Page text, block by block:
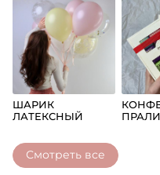
ШАРИК
ЛАТЕКСНЫЙ
Смотреть все